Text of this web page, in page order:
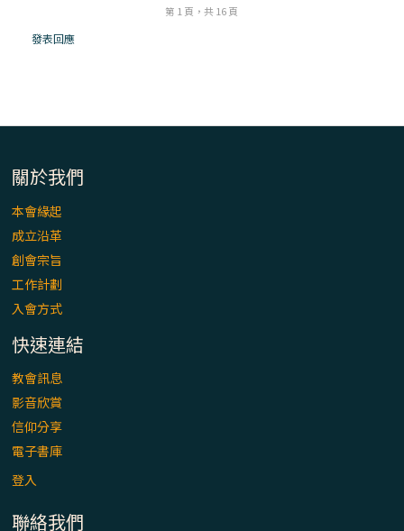
「看」是一門大學問、真正的靈修
第 1 頁，共 16 頁
發表回應
關於我們
本會緣起
成立沿革
創會宗旨
工作計劃
入會方式
快速連結
教會訊息
影音欣賞
信仰分享
電子書庫
登入
聯絡我們